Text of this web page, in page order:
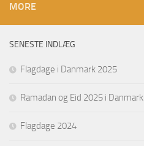
MORE
SENESTE INDLÆG
Flagdage i Danmark 2025
Ramadan og Eid 2025 i Danmark
Flagdage 2024